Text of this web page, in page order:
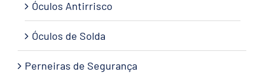
Óculos Antirrisco
Óculos de Solda
Perneiras de Segurança